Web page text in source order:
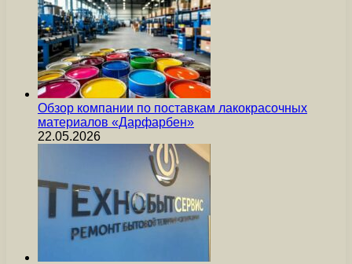
Обзор компании по поставкам лакокрасочных
материалов «Дарфарбен»
22.05.2026